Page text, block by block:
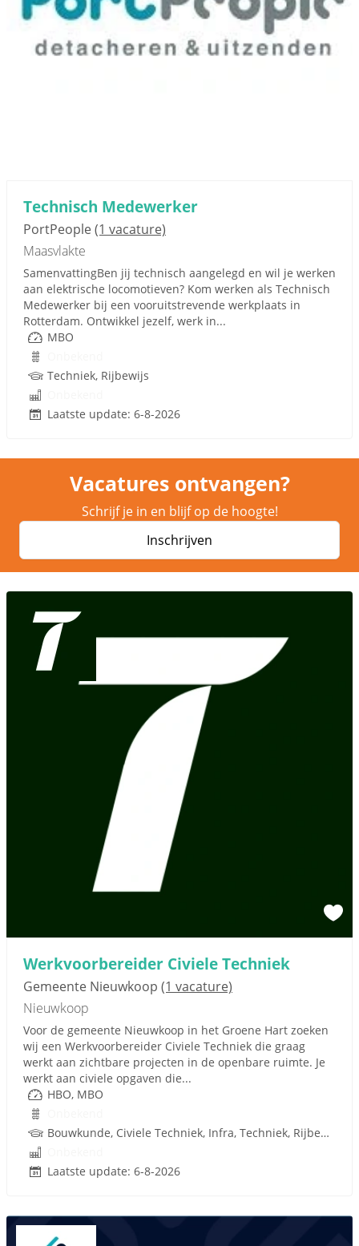
Technisch Medewerker
PortPeople(1 vacature)
Maasvlakte
SamenvattingBen jij technisch aangelegd en wil je werken
aan elektrische locomotieven? Kom werken als Technisch
Medewerker bij een vooruitstrevende werkplaats in
Rotterdam. Ontwikkel jezelf, werk in...
MBO
Techniek, Rijbewijs
Laatste update: 6-8-2026
Vacatures ontvangen?
Schrijf je in en blijf op de hoogte!
Inschrijven
Werkvoorbereider Civiele Techniek
Gemeente Nieuwkoop (1 vacature)
Nieuwkoop
Voor de gemeente Nieuwkoop in het Groene Hart zoeken
wij een Werkvoorbereider Civiele Techniek die graag
werkt aan zichtbare projecten in de openbare ruimte. Je
werkt aan civiele opgaven die...
HBO, MBO
Bouwkunde, Civiele Techniek, Infra, Techniek, Rijbewijs
Laatste update: 6-8-2026